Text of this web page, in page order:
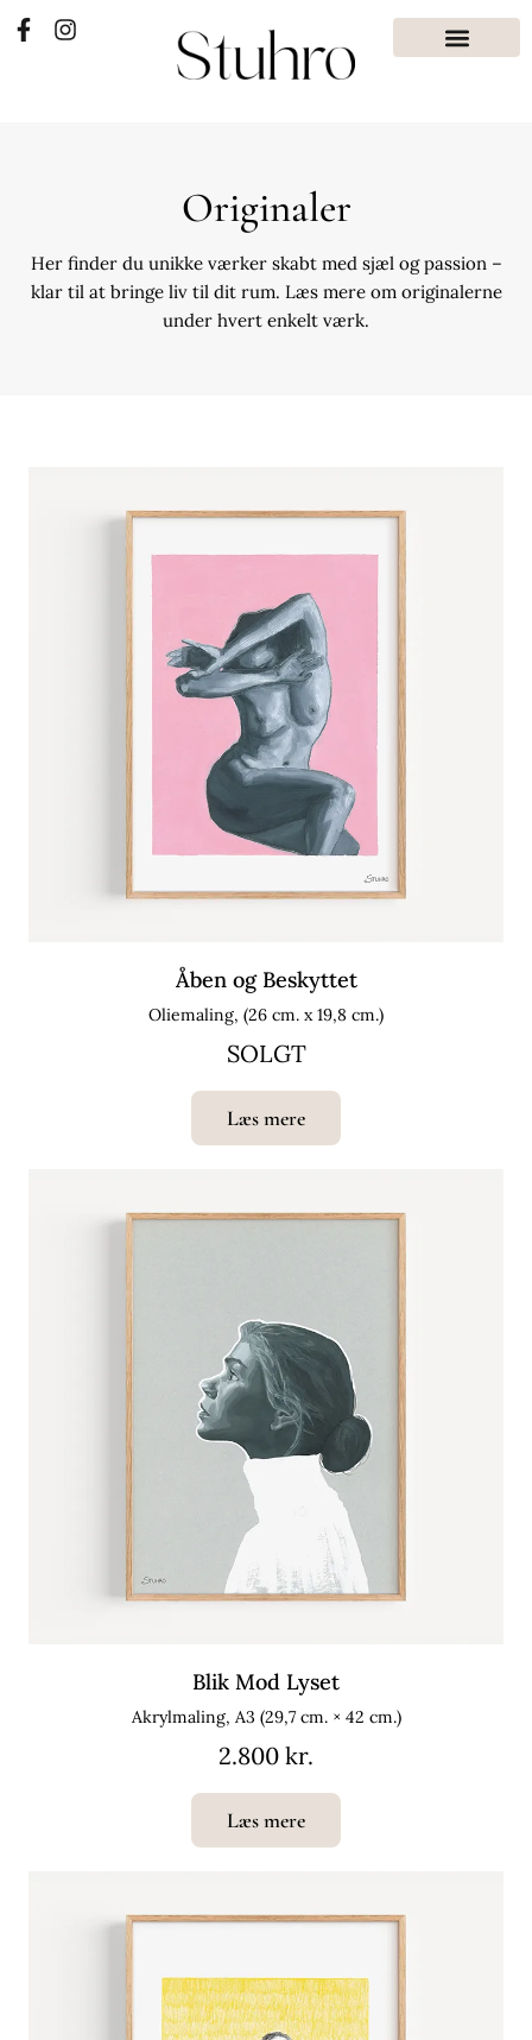
Originaler
Her finder du unikke værker skabt med sjæl og passion –
klar til at bringe liv til dit rum. Læs mere om originalerne
under hvert enkelt værk.
Åben og Beskyttet
Oliemaling, (26 cm. x 19,8 cm.)
SOLGT
Læs mere
Blik Mod Lyset
Akrylmaling, A3 (29,7 cm. × 42 cm.)
2.800 kr.
Læs mere